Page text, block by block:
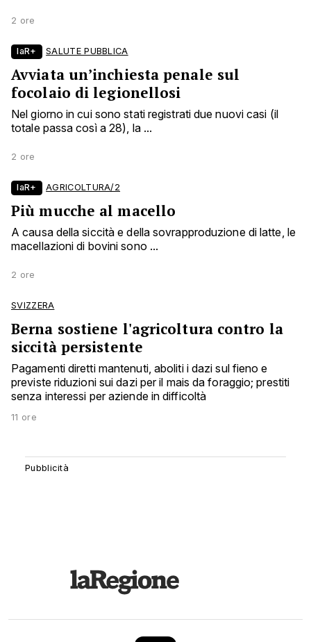
2 ore
laR+ SALUTE PUBBLICA
Avviata un’inchiesta penale sul
focolaio di legionellosi
Nel giorno in cui sono stati registrati due nuovi casi (il
totale passa così a 28), la ...
2 ore
laR+ AGRICOLTURA/2
Più mucche al macello
A causa della siccità e della sovrapproduzione di latte, le
macellazioni di bovini sono ...
2 ore
SVIZZERA
Berna sostiene l'agricoltura contro la
siccità persistente
Pagamenti diretti mantenuti, aboliti i dazi sul fieno e
previste riduzioni sui dazi per il mais da foraggio; prestiti
senza interessi per aziende in difficoltà
11 ore